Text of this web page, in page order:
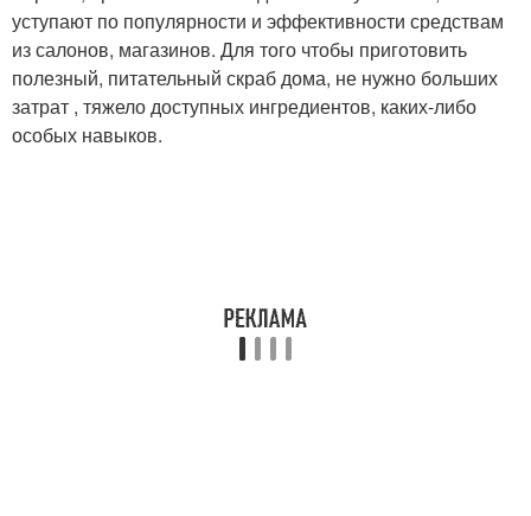
уступают по популярности и эффективности средствам
из салонов, магазинов. Для того чтобы приготовить
полезный, питательный скраб дома, не нужно больших
затрат , тяжело доступных ингредиентов, каких-либо
особых навыков.